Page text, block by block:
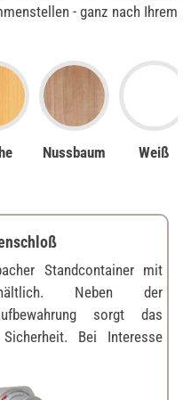
- ganz nach Ihrem
Nussbaum Weiß
Standcontainer mit
Neben der
sorgt das
Bei Interesse